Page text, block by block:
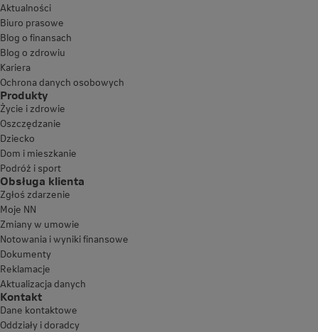
Aktualności
Biuro prasowe
Blog o finansach
Blog o zdrowiu
Kariera
Ochrona danych osobowych
Produkty
Życie i zdrowie
Oszczędzanie
Dziecko
Dom i mieszkanie
Podróż i sport
Obsługa klienta
Zgłoś zdarzenie
Moje NN
Zmiany w umowie
Notowania i wyniki finansowe
Dokumenty
Reklamacje
Aktualizacja danych
Kontakt
Dane kontaktowe
Oddziały i doradcy